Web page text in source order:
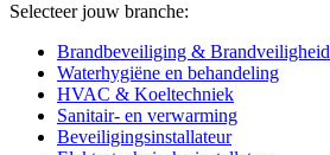
Selecteer jouw branche:
Brandbeveiliging & Brandveiligheid
Waterhygiëne en behandeling
HVAC & Koeltechniek
Sanitair- en verwarming
Beveiligingsinstallateur